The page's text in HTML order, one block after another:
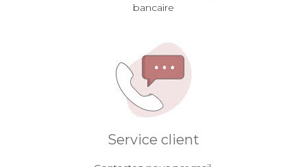
bancaire
Service client